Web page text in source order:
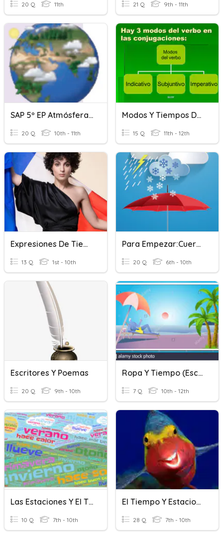
20 Q 11th 21 Q 9th - 11th
SAP 5º EP Atmósfera, Tiempo Y Clima
20 Q 10th - 11th
Modos Y Tiempos Del Verbo Práctica
15 Q 11th - 12th
Expresiones De Tiempo Y Lugar. Voilà :)
13 Q 1st - 10th
Para Empezar:Cuerpo /tiempo
20 Q 6th - 10th
Escritores Y Poemas
20 Q 9th - 10th
Ropa Y Tiempo (escribir)
7 Q 10th - 12th
Las Estaciones Y El Tiempo
10 Q 7th - 10th
El Tiempo Y Estaciones
28 Q 7th - 10th